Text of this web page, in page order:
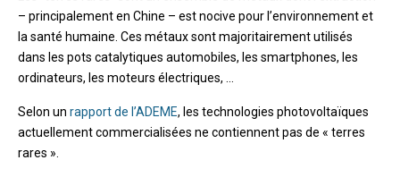
– principalement en Chine – est nocive pour l’environnement et
la santé humaine. Ces métaux sont majoritairement utilisés
dans les pots catalytiques automobiles, les smartphones, les
ordinateurs, les moteurs électriques, …
Selon un rapport de l’ADEME, les technologies photovoltaïques
actuellement commercialisées ne contiennent pas de « terres
rares ».